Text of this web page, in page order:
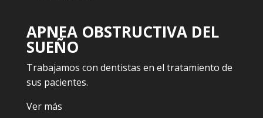
APNEA OBSTRUCTIVA DEL
SUEÑO
Trabajamos con dentistas en el tratamiento de
sus pacientes.
Ver más